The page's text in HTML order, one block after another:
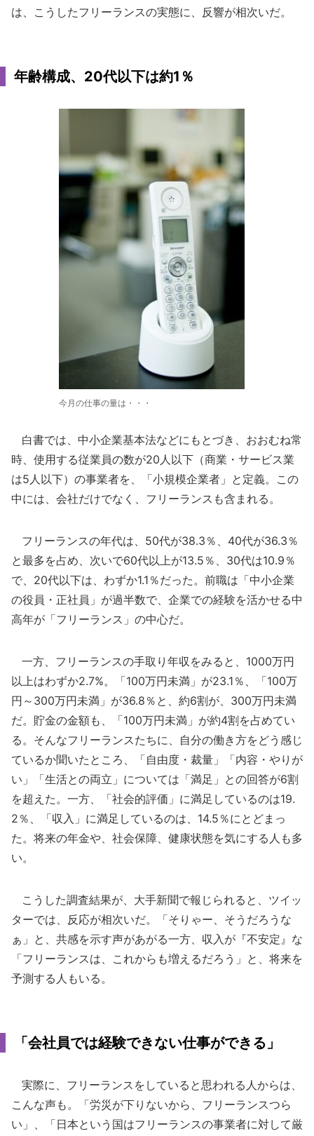
は、こうしたフリーランスの実態に、反響が相次いだ。
年齢構成、20代以下は約1％
今月の仕事の量は・・・
白書では、中小企業基本法などにもとづき、おおむね常
時、使用する従業員の数が20人以下（商業・サービス業
は5人以下）の事業者を、「小規模企業者」と定義。この
中には、会社だけでなく、フリーランスも含まれる。
フリーランスの年代は、50代が38.3％、40代が36.3％
と最多を占め、次いで60代以上が13.5％、30代は10.9％
で、20代以下は、わずか1.1％だった。前職は「中小企業
の役員・正社員」が過半数で、企業での経験を活かせる中
高年が「フリーランス」の中心だ。
一方、フリーランスの手取り年収をみると、1000万円
以上はわずか2.7%。「100万円未満」が23.1％、「100万
円～300万円未満」が36.8％と、約6割が、300万円未満
だ。貯金の金額も、「100万円未満」が約4割を占めてい
る。そんなフリーランスたちに、自分の働き方をどう感じ
ているか聞いたところ、「自由度・裁量」「内容・やりが
い」「生活との両立」については「満足」との回答が6割
を超えた。一方、「社会的評価」に満足しているのは19.
2％、「収入」に満足しているのは、14.5％にとどまっ
た。将来の年金や、社会保障、健康状態を気にする人も多
い。
こうした調査結果が、大手新聞で報じられると、ツイッ
ターでは、反応が相次いだ。「そりゃー、そうだろうな
ぁ」と、共感を示す声があがる一方、収入が『不安定』な
「フリーランスは、これからも増えるだろう」と、将来を
予測する人もいる。
「会社員では経験できない仕事ができる」
実際に、フリーランスをしていると思われる人からは、
こんな声も。「労災が下りないから、フリーランスつら
い」、「日本という国はフリーランスの事業者に対して厳